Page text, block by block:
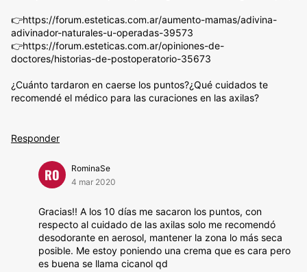
👉https://forum.esteticas.com.ar/aumento-mamas/adivina-
adivinador-naturales-u-operadas-39573
👉https://forum.esteticas.com.ar/opiniones-de-
doctores/historias-de-postoperatorio-35673
¿Cuánto tardaron en caerse los puntos?¿Qué cuidados te
recomendé el médico para las curaciones en las axilas?
Responder
RO
RominaSe
4 mar 2020
Gracias!! A los 10 días me sacaron los puntos, con
respecto al cuidado de las axilas solo me recomendó
desodorante en aerosol, mantener la zona lo más seca
posible. Me estoy poniendo una crema que es cara pero
es buena se llama cicanol qd